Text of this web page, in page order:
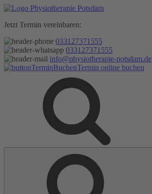
Zum
springen
Jetzt Termin vereinbaren:
033127371555
033127371555
info@physiotherapie-potsdam.de
Termin online buchen